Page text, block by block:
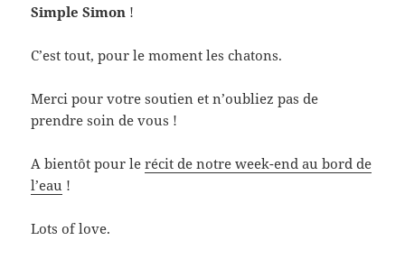
Simple Simon !
C’est tout, pour le moment les chatons.
Merci pour votre soutien et n’oubliez pas de
prendre soin de vous !
A bientôt pour lerécit de notre week-end au bord de
l’eau !
Lots of love.